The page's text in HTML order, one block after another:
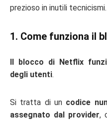
prezioso in inutili tecnicismi.
1. Come funziona il
Il blocco di Netflix
degli utenti.
Si tratta di un codice
assegnato dal provider,